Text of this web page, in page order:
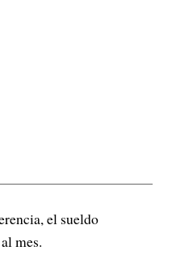
el sueldo
mes.